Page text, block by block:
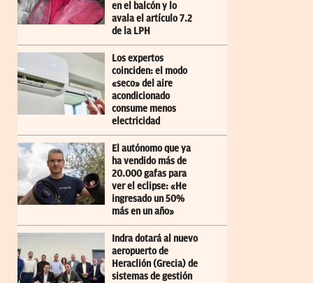
en el balcón y lo
avala el artículo 7.2
de la LPH
Los expertos
coinciden: el modo
«seco» del aire
acondicionado
consume menos
electricidad
El autónomo que ya
ha vendido más de
20.000 gafas para
ver el eclipse: «He
ingresado un 50%
más en un año»
Indra dotará al nuevo
aeropuerto de
Heraclión (Grecia) de
sistemas de gestión